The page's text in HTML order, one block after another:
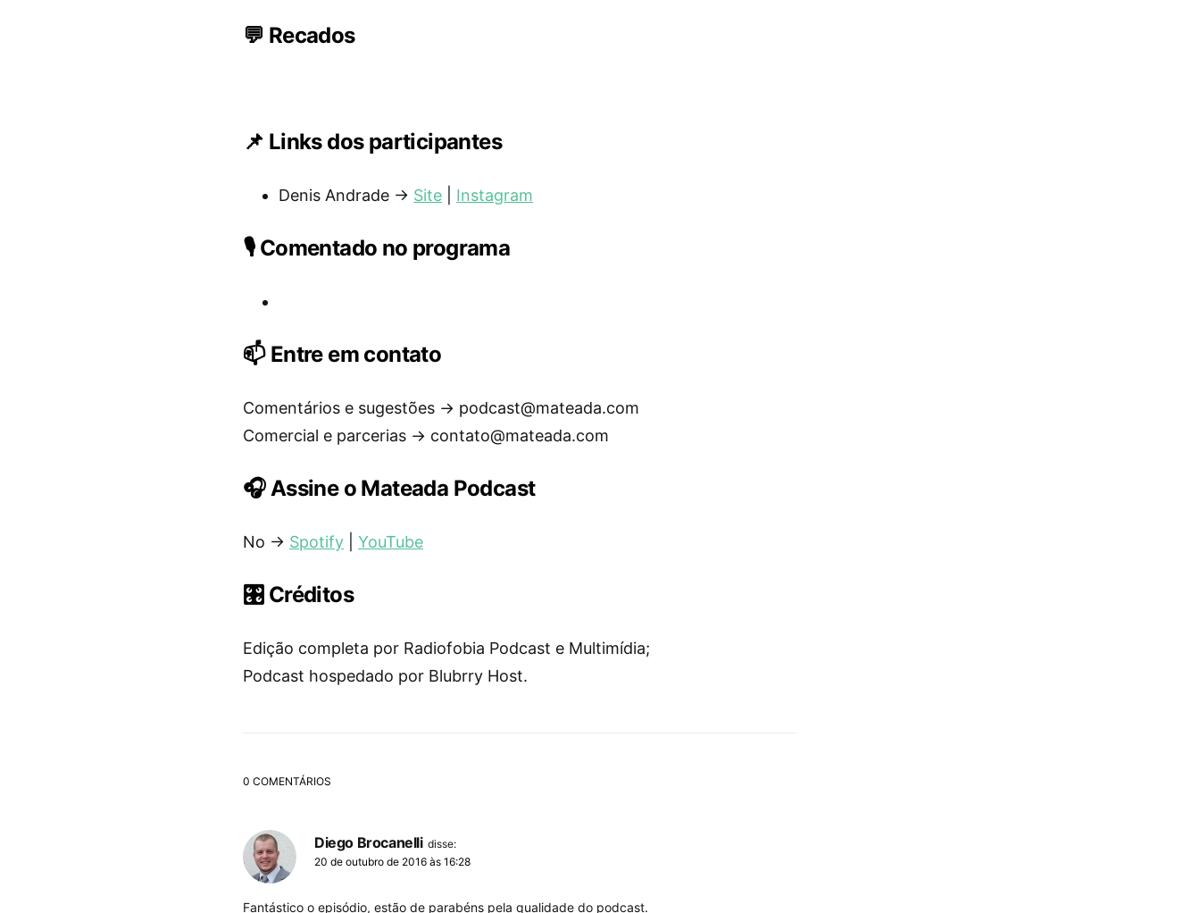
💬 Recados
📌 Links dos participantes
Denis Andrade → Site Instagram
🎙️ Comentado no programa
📫 Entre em contato
Comentários e sugestões → podcast@mateada.com
Comercial e parcerias → contato@mateada.com
🎧 Assine o Mateada Podcast
No → Spotify YouTube
🎛️ Créditos
Edição completa por Radiofobia Podcast e Multimídia;
Podcast hospedado por Blubrry Host.
0 COMENTÁRIOS
Diego Brocanelli disse:
20 de outubro de 2016 às 16:28
Fantástico o episódio, estão de parabéns pela qualidade do podcast.